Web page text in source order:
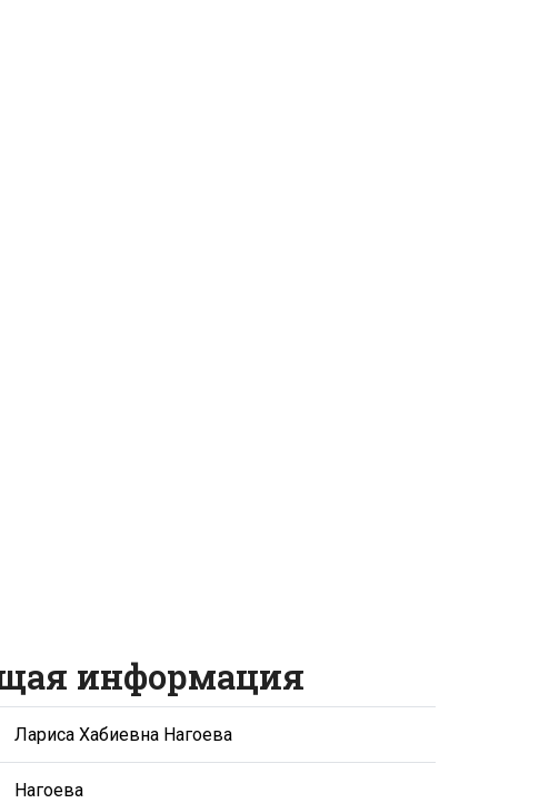
информация
Лариса Хабиевна Нагоева
Нагоева